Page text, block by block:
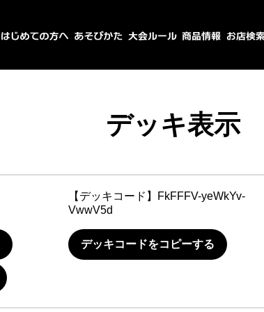
デッキ表示
【デッキコード】
FkFFFV-yeWkYv-
VwwV5d
デッキコードをコピーする